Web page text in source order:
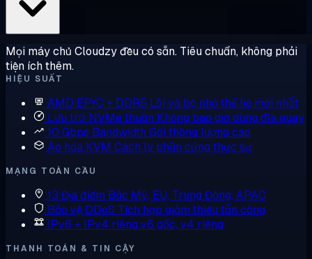
Mọi máy chủ Cloudzy đều có sẵn. Tiêu chuẩn, không phải
tiện ích thêm.
HIỆU SUẤT
AMD EPYC + DDR5 Lõi và bộ nhớ thế hệ mới nhất
Lưu trữ NVMe thuần Không bao giờ dùng đĩa quay
10 Gbps Bandwidth Gói thông lượng cao
Ảo hóa KVM Cách ly phần cứng thực sự
MẠNG TOÀN CẦU
13 Địa điểm Bắc Mỹ, EU, Trung Đông, APAC
Bảo vệ DDoS Tích hợp giảm thiểu tấn công
IPv6 + IPv4 riêng v6 gốc, v4 riêng
THANH TOÁN & TIN CẬY